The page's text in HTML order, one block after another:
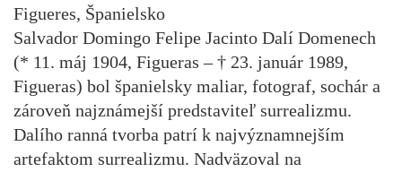
Figueres, Španielsko
Salvador Domingo Felipe Jacinto Dalí Domenech
(* 11. máj 1904, Figueras – † 23. január 1989,
Figueras) bol španielsky maliar, fotograf, sochár a
zároveň najznámejší predstaviteľ surrealizmu.
Dalího ranná tvorba patrí k najvýznamnejším
artefaktom surrealizmu. Nadväzoval na